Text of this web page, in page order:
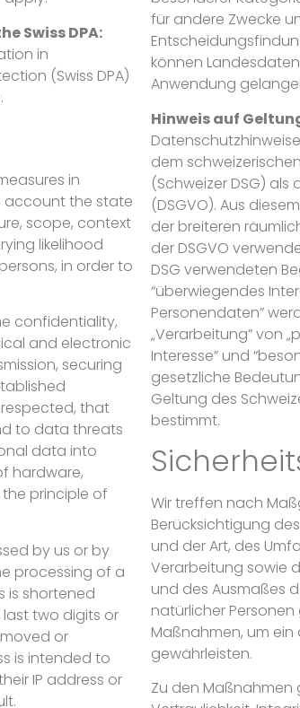
Swiss DPA:
in
(Swiss DPA)
in
account the state
scope, context
likelihood
in order to
confidentiality,
and electronic
securing
that
to data threats
data into
hardware,
principle of
by us or by
processing of a
is shortened
last two digits or
or
is intended to
IP address or
für andere Zwecke
können
Anwendung
Hinweis auf
dem
(Schweizer DSG)
(DSGVO). Aus
der breiteren
der DSGVO
DSG verwendeten
“überwiegendes
Personendaten”
„Verarbeitung” von
Interesse” und
gesetzliche
Geltung des
bestimmt.
Wir treffen nach
Berücksichtigung
und der Art, des
Verarbeitung sowie
und des Ausmaßes
natürlicher
Maßnahmen, um ein
gewährleisten.
Zu den Maßnahmen